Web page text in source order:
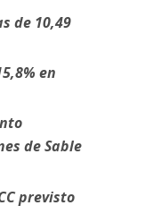
de 10,49
en
de Sable
previsto